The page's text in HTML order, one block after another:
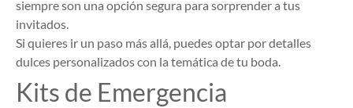
siempre son una opción segura para sorprender a tus
invitados.
Si quieres ir un paso más allá, puedes optar por detalles
dulces personalizados con la temática de tu boda.
Kits de Emergencia